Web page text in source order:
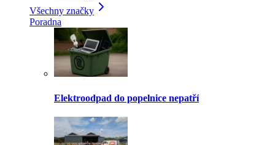
Všechny značky
Poradna
Elektroodpad do popelnice nepatří